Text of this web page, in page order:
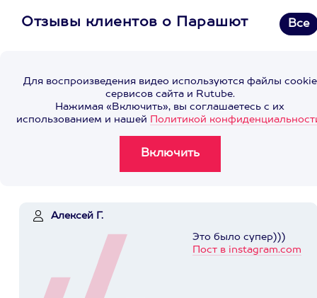
Отзывы клиентов о Парашют Все
Для воспроизведения видео используются файлы cookie
сервисов сайта и Rutube.
Нажимая «Включить», вы соглашаетесь с их
использованием и нашей Политикой
Алексей Г.
Это было супер)))
Пост в instagram.com